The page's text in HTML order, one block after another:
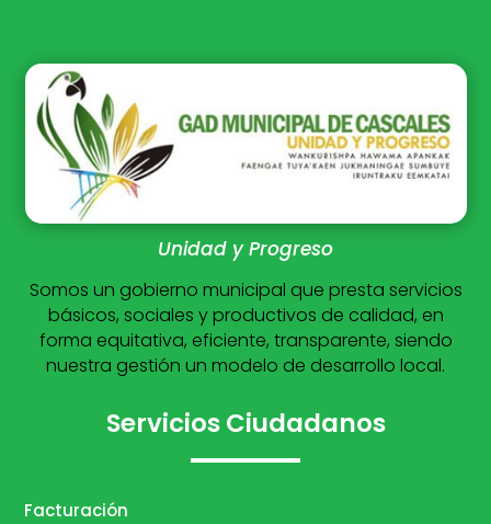
Unidad y Progreso
Somos un gobierno municipal que presta servicios
básicos, sociales y productivos de calidad, en
forma equitativa, eficiente, transparente, siendo
nuestra gestión un modelo de desarrollo local.
Servicios Ciudadanos
Facturación